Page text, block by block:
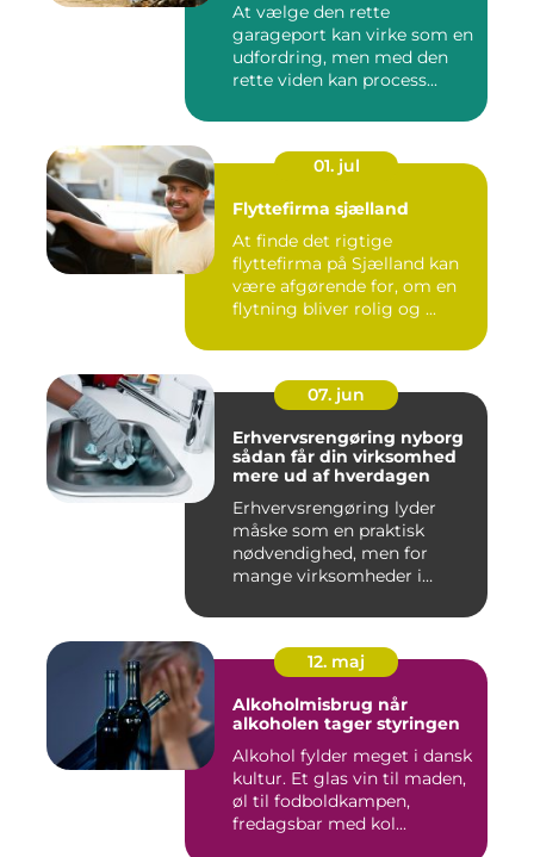
At vælge den rette
garageport kan virke som en
udfordring, men med den
rette viden kan process...
01. jul
Flyttefirma sjælland
At finde det rigtige
flyttefirma på Sjælland kan
være afgørende for, om en
flytning bliver rolig og ...
07. jun
Erhvervsrengøring nyborg
sådan får din virksomhed
mere ud af hverdagen
Erhvervsrengøring lyder
måske som en praktisk
nødvendighed, men for
mange virksomheder i
12. maj
Alkoholmisbrug når
alkoholen tager styringen
Alkohol fylder meget i dansk
kultur. Et glas vin til maden,
øl til fodboldkampen,
fredagsbar med kol...